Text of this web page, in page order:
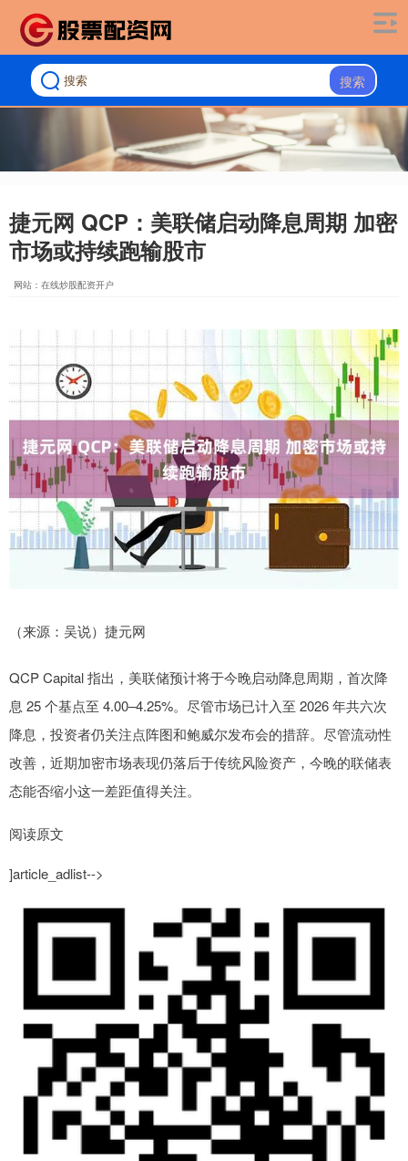
搜索
捷元网 QCP：美联储启动降息周期 加密
市场或持续跑输股市
网站：在线炒股配资开户
（来源：吴说）捷元网
QCP Capital 指出，美联储预计将于今晚启动降息周期，首次降
息 25 个基点至 4.00–4.25%。尽管市场已计入至 2026 年共六次
降息，投资者仍关注点阵图和鲍威尔发布会的措辞。尽管流动性
改善，近期加密市场表现仍落后于传统风险资产，今晚的联储表
态能否缩小这一差距值得关注。
阅读原文
]article_adlist-->